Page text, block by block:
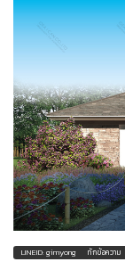
LINEID: gimyong ทักข้อความ